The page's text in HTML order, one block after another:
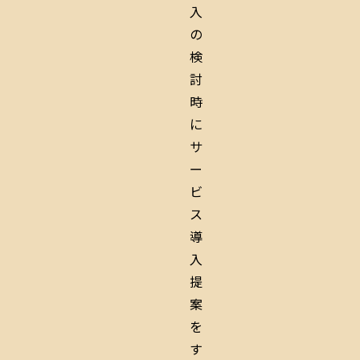
入
の
検
討
時
に
サ
ー
ビ
ス
導
入
提
案
を
す